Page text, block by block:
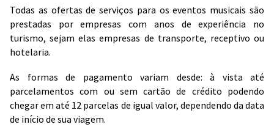
Todas as ofertas de serviços para os eventos musicais são
prestadas por empresas com anos de experiência no
turismo, sejam elas empresas de transporte, receptivo ou
hotelaria.
As formas de pagamento variam desde: à vista até
parcelamentos com ou sem cartão de crédito podendo
chegar em até 12 parcelas de igual valor, dependendo da data
de início de sua viagem.